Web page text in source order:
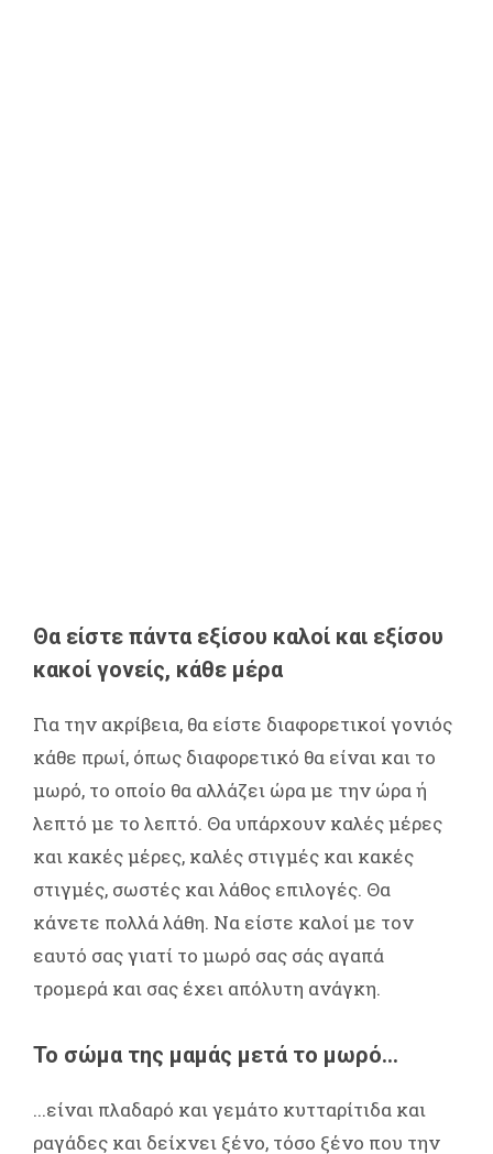
Θα είστε πάντα εξίσου καλοί και εξίσου
κακοί γονείς, κάθε μέρα
Για την ακρίβεια, θα είστε διαφορετικοί γονιός
κάθε πρωί, όπως διαφορετικό θα είναι και το
μωρό, το οποίο θα αλλάζει ώρα με την ώρα ή
λεπτό με το λεπτό. Θα υπάρχουν καλές μέρες
και κακές μέρες, καλές στιγμές και κακές
στιγμές, σωστές και λάθος επιλογές. Θα
κάνετε πολλά λάθη. Να είστε καλοί με τον
εαυτό σας γιατί το μωρό σας σάς αγαπά
τρομερά και σας έχει απόλυτη ανάγκη.
Το σώμα της μαμάς μετά το μωρό...
...είναι πλαδαρό και γεμάτο κυτταρίτιδα και
ραγάδες και δείχνει ξένο, τόσο ξένο που την